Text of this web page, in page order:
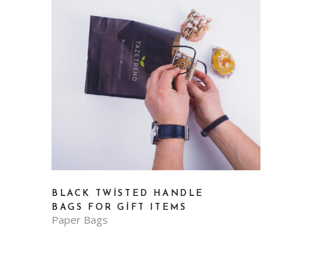
BLACK TWISTED HANDLE
BAGS FOR GIFT ITEMS
Paper Bags